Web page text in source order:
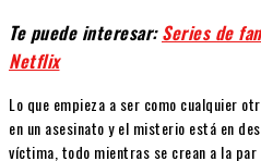
Te puede interesar:Series de
Netflix
Lo que empieza a ser como cualquier
en un asesinato y el misterio está en
víctima, todo mientras se crean a la